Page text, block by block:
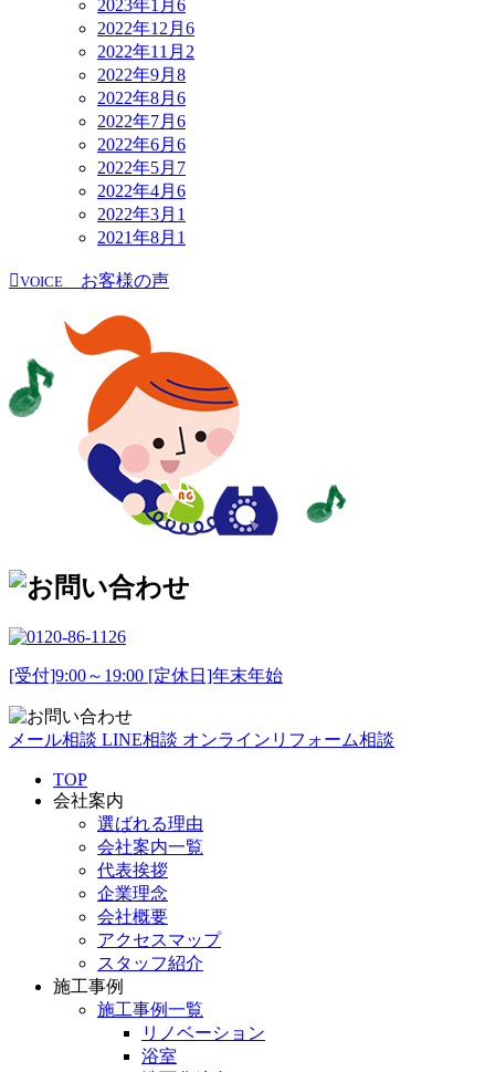
2023年1月 6
2022年12月 6
2022年11月 2
2022年9月 8
2022年8月 6
2022年7月 6
2022年6月 6
2022年5月 7
2022年4月 6
2022年3月 1
2021年8月 1
VOICE お客様の声
[受付]9:00～19:00 [定休日]年末年始
メール相談 LINE相談 オンラインリフォーム相談
TOP
会社案内
選ばれる理由
会社案内一覧
代表挨拶
企業理念
会社概要
アクセスマップ
スタッフ紹介
施工事例
施工事例一覧
リノベーション
浴室